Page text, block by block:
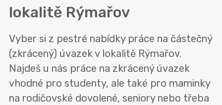
lokalitě Rýmařov
Vyber si z pestré nabídky práce na částečný
(zkrácený) úvazek v lokalitě Rýmařov.
Najdeš u nás práce na zkrácený úvazek
vhodné pro studenty, ale také pro maminky
na rodičovské dovolené, seniory nebo třeba